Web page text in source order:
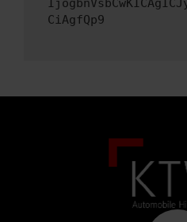
CiAgfQp9